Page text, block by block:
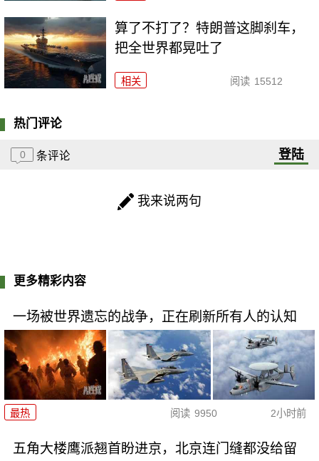
算了不打了？特朗普这脚刹车，
把全世界都晃吐了
相关 阅读 15512
热门评论
0 条评论 登陆
我来说两句
更多精彩内容
一场被世界遗忘的战争，正在刷新所有人的认知
最热 阅读 9950 2小时前
五角大楼鹰派翘首盼进京，北京连门缝都没给留